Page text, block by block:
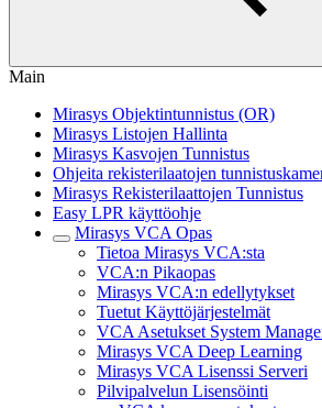
Main
Mirasys Objektintunnistus (OR)
Mirasys Listojen Hallinta
Mirasys Kasvojen Tunnistus
Ohjeita rekisterilaatojen
Mirasys Rekisterilaattojen Tunnistus
Easy LPR käyttöohje
Mirasys VCA Opas
Tietoa Mirasys VCA:sta
VCA:n Pikaopas
Mirasys VCA:n edellytykset
Tuetut Käyttöjärjestelmät
VCA Asetukset System
Mirasys VCA Deep Learning
Mirasys VCA Lisenssi Serveri
Pilvipalvelun Lisensöinti